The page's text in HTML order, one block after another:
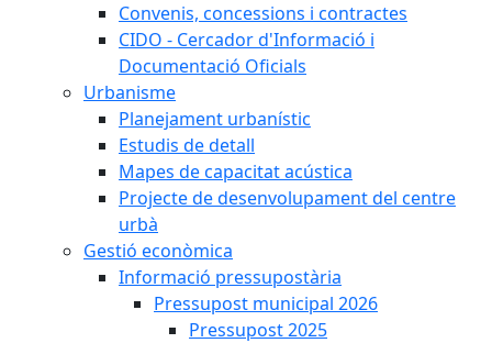
Convenis, concessions i contractes
CIDO - Cercador d'Informació i
Documentació Oficials
Urbanisme
Planejament urbanístic
Estudis de detall
Mapes de capacitat acústica
Projecte de desenvolupament del centre
urbà
Gestió econòmica
Informació pressupostària
Pressupost municipal 2026
Pressupost 2025